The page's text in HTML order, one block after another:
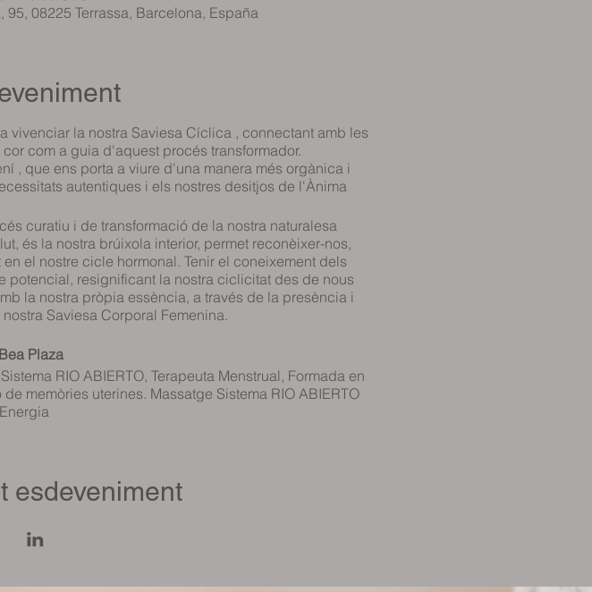
08225 Terrassa, Barcelona, España
vivenciar la nostra Saviesa Cíclica , connectant amb les
com a guia d'aquest procés transformador.
, que ens porta a viure d'una manera més orgànica i
autentiques i els nostres desitjos de l'Ànima
curatiu i de transformació de la nostra naturalesa
és la nostra brúixola interior, permet reconèixer-nos,
el nostre cicle hormonal. Tenir el coneixement dels
resignificant la nostra ciclicitat des de nous
la nostra pròpia essència, a través de la presència i
Saviesa Corporal Femenina.
Plaza
RIO ABIERTO, Terapeuta Menstrual, Formada en
memòries uterines. Massatge Sistema RIO ABIERTO
esdeveniment